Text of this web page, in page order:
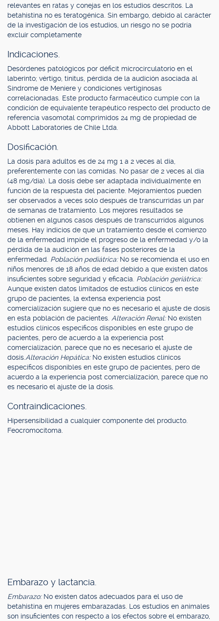
relevantes en ratas y conejas en los estudios descritos. La
betahistina no es teratogénica. Sin embargo, debido al carácter
de la investigación de los estudios, un riesgo no se podría
excluir completamente
Indicaciones.
Desórdenes patológicos por déficit microcirculatorio en el
laberinto; vértigo, tinitus, pérdida de la audición asociada al
Síndrome de Meniere y condiciones vertiginosas
correlacionadas. Este producto farmacéutico cumple con la
condición de equivalente terapéutico respecto del producto de
referencia vasomotal comprimidos 24 mg de propiedad de
Abbott Laboratories de Chile Ltda.
Dosificación.
La dosis para adultos es de 24 mg 1 a 2 veces al día,
preferentemente con las comidas. No pasar de 2 veces al día
(48 mg/día). La dosis debe ser adaptada individualmente en
función de la respuesta del paciente. Mejoramientos pueden
ser observados a veces solo después de transcurridas un par
de semanas de tratamiento. Los mejores resultados se
obtienen en algunos casos después de transcurridos algunos
meses. Hay indicios de que un tratamiento desde el comienzo
de la enfermedad impide el progreso de la enfermedad y/o la
pérdida de la audición en las fases posteriores de la
enfermedad. Población pediátrica: No se recomienda el uso en
niños menores de 18 años de edad debido a que existen datos
insuficientes sobre seguridad y eficacia. Población geriátrica:
Aunque existen datos limitados de estudios clínicos en este
grupo de pacientes, la extensa experiencia post
comercialización sugiere que no es necesario el ajuste de dosis
en esta población de pacientes. Alteración Renal: No existen
estudios clínicos específicos disponibles en este grupo de
pacientes, pero de acuerdo a la experiencia post
comercialización, parece que no es necesario el ajuste de
dosis. Alteración Hepática: No existen estudios clínicos
específicos disponibles en este grupo de pacientes, pero de
acuerdo a la experiencia post comercialización, parece que no
es necesario el ajuste de la dosis.
Contraindicaciones.
Hipersensibilidad a cualquier componente del producto.
Feocromocitoma.
Embarazo y lactancia.
Embarazo: No existen datos adecuados para el uso de
betahistina en mujeres embarazadas. Los estudios en animales
son insuficientes con respecto a los efectos sobre el embarazo,